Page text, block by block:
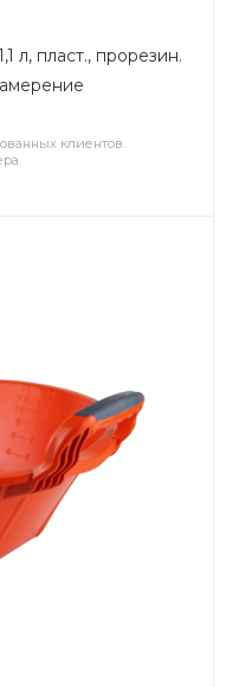
л, пласт., прорезин.
клиентов.